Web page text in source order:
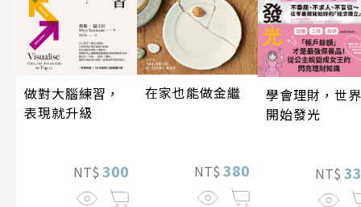
做對大腦練習，
表現就升級
NT$ 300
在家也能做金繼
NT$ 380
學會理財，世界
開始發光
NT$